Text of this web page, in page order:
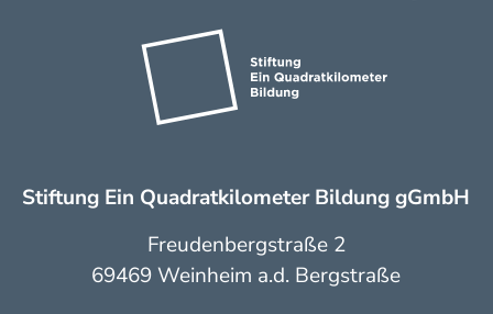
Stiftung Ein Quadratkilometer Bildung gGmbH
Freudenbergstraße 2
69469 Weinheim a.d. Bergstraße